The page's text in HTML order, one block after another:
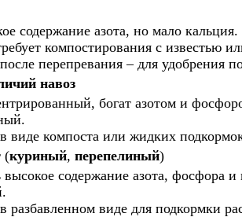
содержание азота, но мало кальция.
компостирования с известью
перепревания – для удобрения
навоз
богат азотом и
виде компоста или жидких
(куриный, перепелиный)
высокое содержание азота, фосфора и
разбавленном виде для подкормки